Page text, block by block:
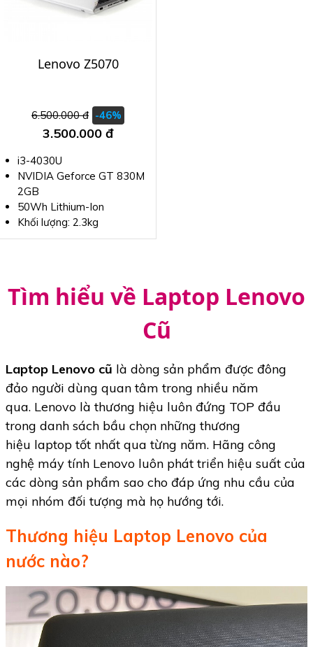
Lenovo Z5070
6.500.000 đ -46%
3.500.000 đ
i3-4030U
NVIDIA Geforce GT 830M
2GB
50Wh Lithium-Ion
Khối lượng: 2.3kg
Tìm hiểu về Laptop Lenovo
Cũ
Laptop Lenovo cũ là dòng sản phẩm được đông
đảo người dùng quan tâm trong nhiều năm
qua. Lenovo là thương hiệu luôn đứng TOP đầu
trong danh sách bầu chọn những thương
hiệu laptop tốt nhất qua từng năm. Hãng công
nghệ máy tính Lenovo luôn phát triển hiệu suất của
các dòng sản phẩm sao cho đáp ứng nhu cầu của
mọi nhóm đối tượng mà họ hướng tới.
Thương hiệu Laptop Lenovo của
nước nào?